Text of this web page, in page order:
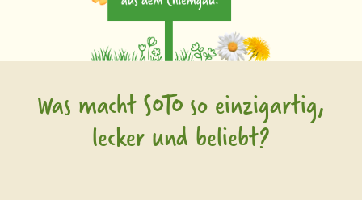
Was macht SOTO so einzigartig,
lecker und beliebt?